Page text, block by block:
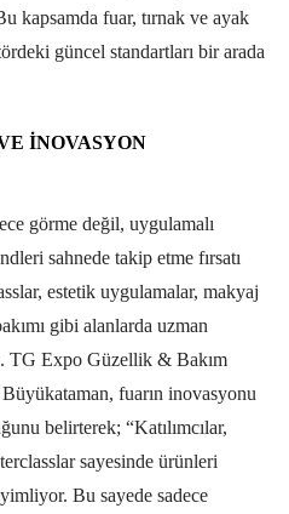
kapsamda fuar, tırnak ve ayak
güncel standartları bir arada
İNOVASYON
görme değil, uygulamalı
sahnede takip etme fırsatı
estetik uygulamalar, makyaj
gibi alanlarda uzman
TG Expo Güzellik & Bakım
fuarın inovasyonu
belirterek; “Katılımcılar,
sayesinde ürünleri
Bu sayede sadece